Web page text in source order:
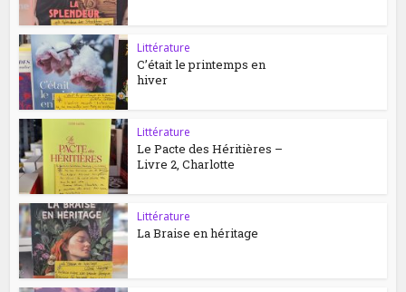
Littérature
C’était le printemps en
hiver
Littérature
Le Pacte des Héritières –
Livre 2, Charlotte
Littérature
La Braise en héritage